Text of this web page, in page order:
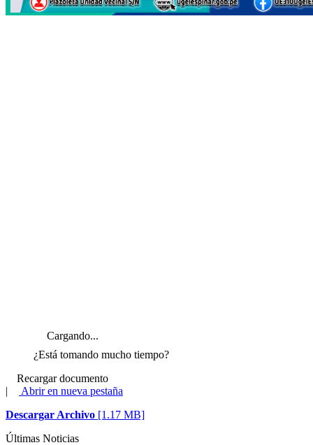
Cargando...
¿Está tomando mucho tiempo?
Recargar documento
|
Abrir en nueva pestaña
Descargar Archivo [1.17 MB]
Últimas Noticias